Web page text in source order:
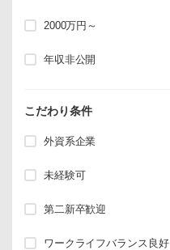
2000万円～
年収非公開
こだわり条件
外資系企業
未経験可
第二新卒歓迎
ワークライフバランス良好